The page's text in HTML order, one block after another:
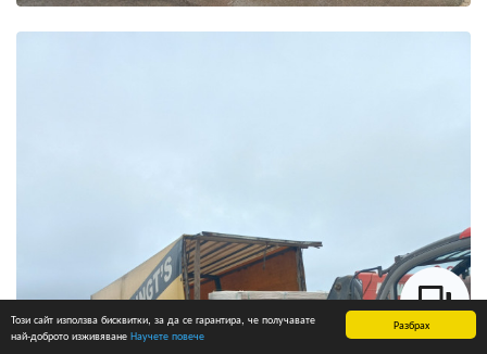
Разбрах
Този сайт използва бисквитки, за да се гарантира, че получавате
най-доброто изживяване Научете повече